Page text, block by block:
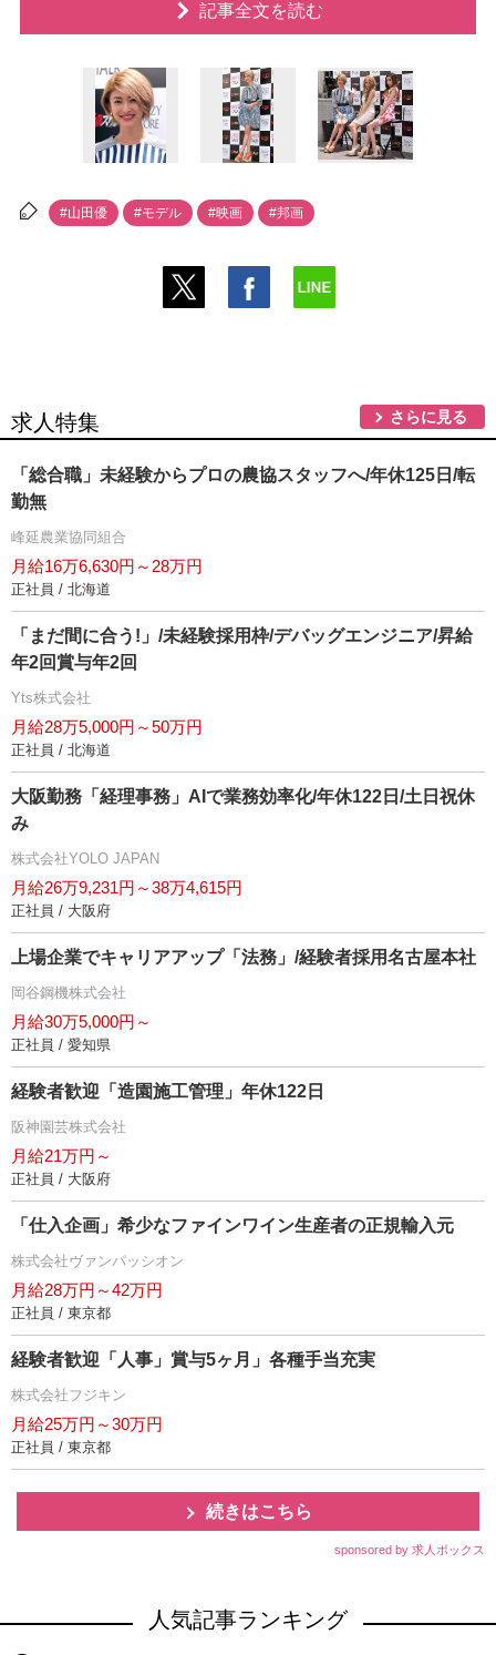
記事全文を読む
#山田優 #モデル #映画 #邦画
求人特集 さらに見る
「総合職」未経験からプロの農協スタッフへ/年休125日/転
勤無
峰延農業協同組合
月給16万6,630円～28万円
正社員 / 北海道
「まだ間に合う!」/未経験採用枠/デバッグエンジニア/昇給
年2回賞与年2回
Yts株式会社
月給28万5,000円～50万円
正社員 / 北海道
大阪勤務「経理事務」AIで業務効率化/年休122日/土日祝休
み
株式会社YOLO JAPAN
月給26万9,231円～38万4,615円
正社員 / 大阪府
上場企業でキャリアアップ「法務」/経験者採用名古屋本社
岡谷鋼機株式会社
月給30万5,000円～
正社員 / 愛知県
経験者歓迎「造園施工管理」年休122日
阪神園芸株式会社
月給21万円～
正社員 / 大阪府
「仕入企画」希少なファインワイン生産者の正規輸入元
株式会社ヴァンパッシオン
月給28万円～42万円
正社員 / 東京都
経験者歓迎「人事」賞与5ヶ月」各種手当充実
株式会社フジキン
月給25万円～30万円
正社員 / 東京都
続きはこちら
sponsored by 求人ボックス
人気記事ランキング